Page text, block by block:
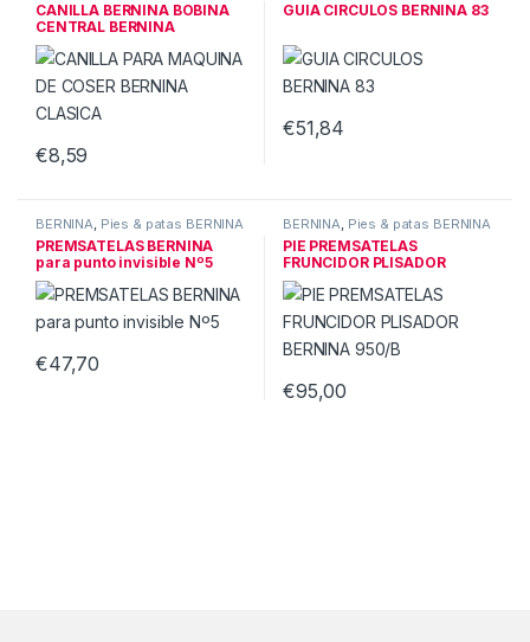
CANILLA BERNINA BOBINA
CENTRAL BERNINA
€8,59
GUIA CIRCULOS BERNINA 83
€51,84
BERNINA, Pies & patas BERNINA
PREMSATELAS BERNINA
para punto invisible Nº5
€47,70
BERNINA, Pies & patas BERNINA
PIE PREMSATELAS
FRUNCIDOR PLISADOR
BERNINA 950/B
€95,00